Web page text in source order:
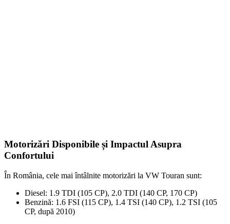
Motorizări Disponibile și Impactul Asupra
Confortului
În România, cele mai întâlnite motorizări la VW Touran sunt:
Diesel: 1.9 TDI (105 CP), 2.0 TDI (140 CP, 170 CP)
Benzină: 1.6 FSI (115 CP), 1.4 TSI (140 CP), 1.2 TSI (105
CP, după 2010)